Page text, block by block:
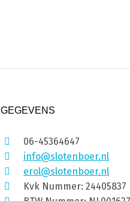
GEGEVENS
06-45364647
info@slotenboer.nl
erol@slotenboer.nl
Kvk Nummer: 24405837